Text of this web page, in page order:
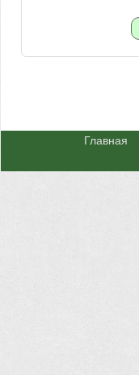
Главная